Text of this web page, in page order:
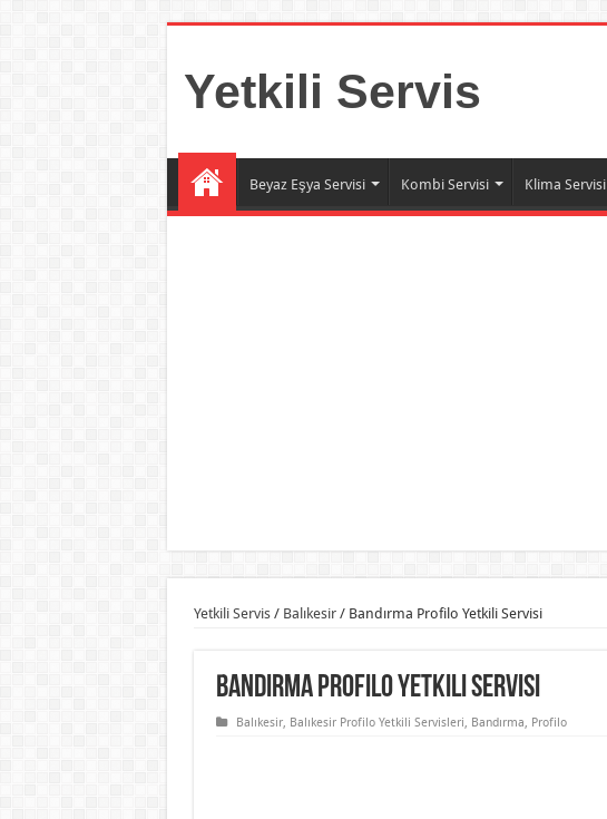
Yetkili Servis
Beyaz Eşya Servisi Kombi Servisi Klima Servisi
Yetkili Servis / Balıkesir / Bandırma Profilo Yetkili Servisi
Bandırma Profilo Yetkili Servisi
Balıkesir, Balıkesir Profilo Yetkili Servisleri, Bandırma, Profilo